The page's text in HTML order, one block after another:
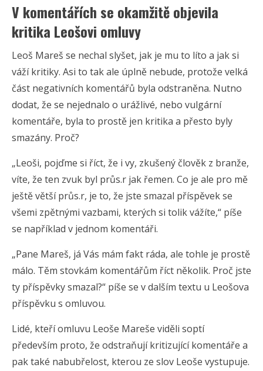
V komentářích se okamžitě objevila
kritika Leošovi omluvy
Leoš Mareš se nechal slyšet, jak je mu to líto a jak si
váží kritiky. Asi to tak ale úplně nebude, protože velká
část negativních komentářů byla odstraněna. Nutno
dodat, že se nejednalo o urážlivé, nebo vulgární
komentáře, byla to prostě jen kritika a přesto byly
smazány. Proč?
„Leoši, pojďme si říct, že i vy, zkušený člověk z branže,
víte, že ten zvuk byl průs.r jak řemen. Co je ale pro mě
ještě větší průs.r, je to, že jste smazal příspěvek se
všemi zpětnými vazbami, kterých si tolik vážíte,“ píše
se například v jednom komentáři.
„Pane Mareš, já Vás mám fakt ráda, ale tohle je prostě
málo. Těm stovkám komentářům říct několik. Proč jste
ty příspěvky smazal?“ píše se v dalším textu u Leošova
příspěvku s omluvou.
Lidé, kteří omluvu Leoše Mareše viděli soptí
především proto, že odstraňují kritizující komentáře a
pak také nabubřelost, kterou ze slov Leoše vystupuje.